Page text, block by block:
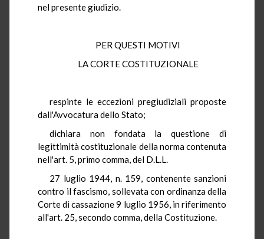
nel presente giudizio.
PER QUESTI MOTIVI
LA CORTE COSTITUZIONALE
respinte le eccezioni pregiudiziali proposte
dall'Avvocatura dello Stato;
dichiara non fondata la questione di
legittimità costituzionale della norma contenuta
nell'art. 5, primo comma, del D.L.L.
27 luglio 1944, n. 159, contenente sanzioni
contro il fascismo, sollevata con ordinanza della
Corte di cassazione 9 luglio 1956, in riferimento
all'art. 25, secondo comma, della Costituzione.